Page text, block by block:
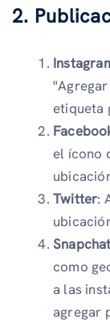
2.
etiqueta
el ícono
Twitter:
Snapchat
como
a las
agregar